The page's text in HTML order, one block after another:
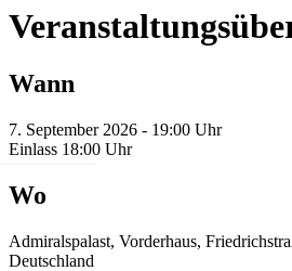
Wann
7. September 2026 - 19:00 Uhr
Einlass 18:00 Uhr
Wo
Admiralspalast, Vorderhaus,
Deutschland